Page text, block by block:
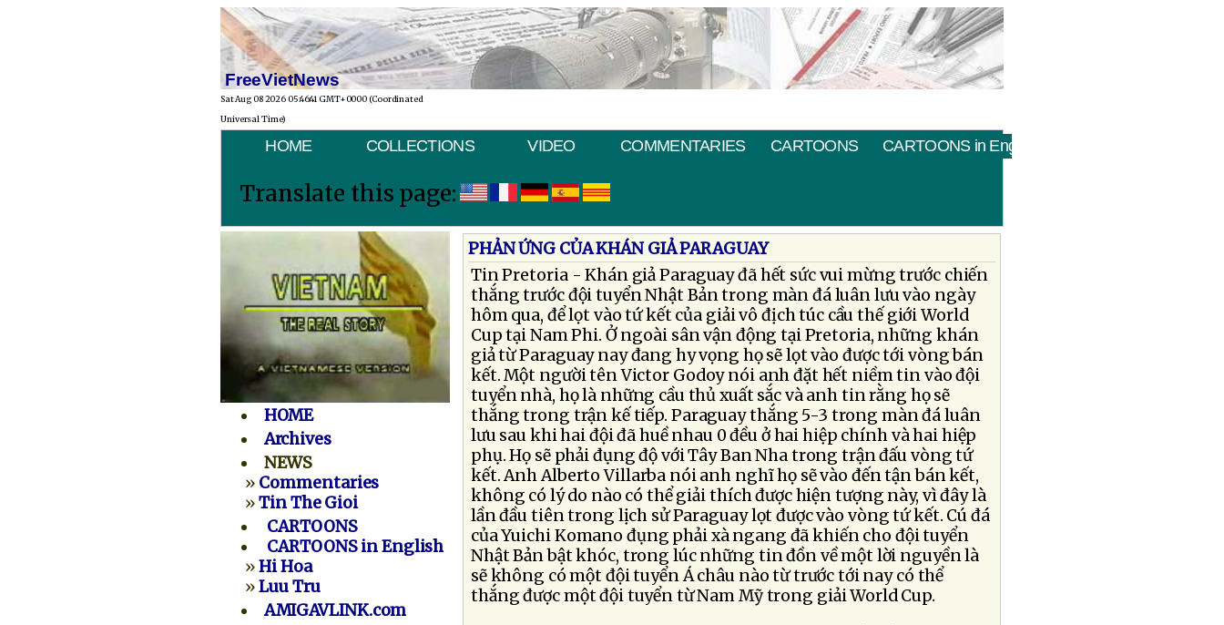
FreeVietNews
Sat Aug 08 2026 05:46:41 GMT+0000 (Coordinated
Universal Time)
HOME COLLECTIONS VIDEO COMMENTARIES CARTOONS CARTOONS in English
Translate this page:
HOME
Archives
NEWS
» Commentaries
»Tin The Gioi
CARTOONS
CARTOONS in English
»Hi Hoa
»Luu Tru
AMIGAVLINK.com
PHẢN ỨNG CỦA KHÁN GIẢ PARAGUAY
Tin Pretoria - Khán giả Paraguay đã hết sức vui mừng trước chiến
thắng trước đội tuyển Nhật Bản trong màn đá luân lưu vào ngày
hôm qua, để lọt vào tứ kết của giải vô địch túc cầu thế giới World
Cup tại Nam Phi. Ở ngoài sân vận động tại Pretoria, những khán
giả từ Paraguay nay đang hy vọng họ sẽ lọt vào được tới vòng bán
kết. Một người tên Victor Godoy nói anh đặt hết niềm tin vào đội
tuyển nhà, họ là những cầu thủ xuất sắc và anh tin rằng họ sẽ
thắng trong trận kế tiếp. Paraguay thắng 5-3 trong màn đá luân
lưu sau khi hai đội đã huề nhau 0 đều ở hai hiệp chính và hai hiệp
phụ. Họ sẽ phải đụng độ với Tây Ban Nha trong trận đấu vòng tứ
kết. Anh Alberto Villarba nói anh nghĩ họ sẽ vào đến tận bán kết,
không có lý do nào có thể giải thích được hiện tượng này, vì đây là
lần đầu tiên trong lịch sử Paraguay lọt được vào vòng tứ kết. Cú đá
của Yuichi Komano đụng phải xà ngang đã khiến cho đội tuyển
Nhật Bản bật khóc, trong lúc những tin đồn về một lời nguyền là
sẽ không có một đội tuyển Á châu nào từ trước tới nay có thể
thắng được một đội tuyển từ Nam Mỹ trong giải World Cup.